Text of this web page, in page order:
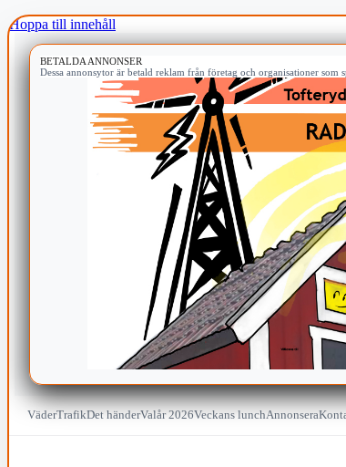
Hoppa till innehåll
BETALDA ANNONSER
Dessa annonsytor är betald reklam från företag och organisationer som
VäderTrafikDet händerValår 2026Veckans lunchAnnonsera